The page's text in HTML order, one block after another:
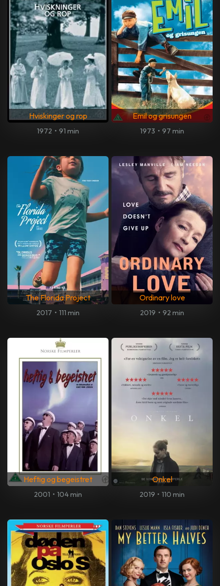
Hviskinger og rop
1972 • 91 min
Emil og grisungen
1973 • 97 min
The Florida Project
2017 • 111 min
Ordinary love
2019 • 92 min
Heftig og begeistret
2001 • 104 min
Onkel
2019 • 110 min